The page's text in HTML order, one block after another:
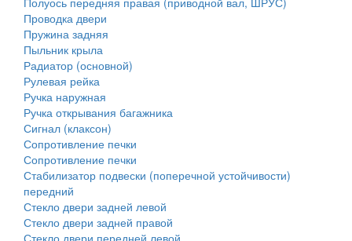
Проводка двери
Пружина задняя
Пыльник крыла
Радиатор (основной)
Рулевая рейка
Ручка наружная
Ручка открывания багажника
Сигнал (клаксон)
Сопротивление печки
Сопротивление печки
Стабилизатор подвески (поперечной устойчивости)
передний
Стекло двери задней левой
Стекло двери задней правой
Стекло двери передней левой